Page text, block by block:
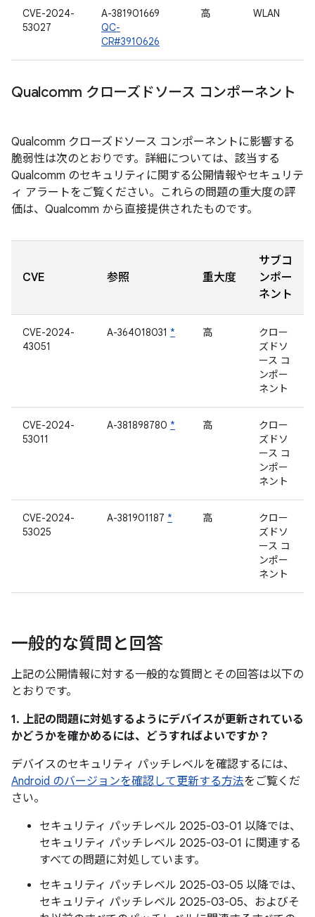
CVE-2024-
53027
A-381901669
QC-
CR#3910626
高 WLAN
Qualcomm クローズドソース コンポーネント
Qualcomm クローズドソース コンポーネントに影響する
脆弱性は次のとおりです。詳細については、該当する
Qualcomm のセキュリティに関する公開情報やセキュリテ
ィ アラートをご覧ください。これらの問題の重大度の評
価は、Qualcomm から直接提供されたものです。
CVE 参照 重大度
サブコ
ンポー
ネント
CVE-2024-
43051
A-364018031 * 高
クロー
ズドソ
ース コ
ンポー
ネント
CVE-2024-
53011
A-381898780 * 高
クロー
ズドソ
ース コ
ンポー
ネント
CVE-2024-
53025
A-381901187 * 高
クロー
ズドソ
ース コ
ンポー
ネント
一般的な質問と回答
上記の公開情報に対する一般的な質問とその回答は以下の
とおりです。
1. 上記の問題に対処するようにデバイスが更新されている
かどうかを確かめるには、どうすればよいですか？
デバイスのセキュリティ パッチレベルを確認するには、
Android のバージョンを確認して更新する方法をご覧くだ
さい。
セキュリティ パッチレベル 2025-03-01 以降では、
セキュリティ パッチレベル 2025-03-01 に関連する
すべての問題に対処しています。
セキュリティ パッチレベル 2025-03-05 以降では、
セキュリティ パッチレベル 2025-03-05、およびそ